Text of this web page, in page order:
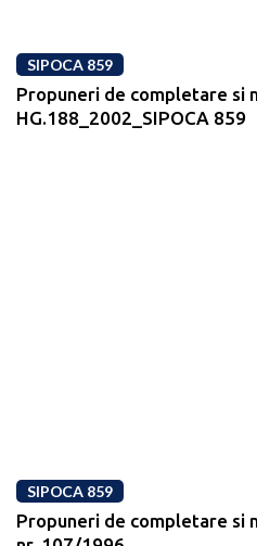
SIPOCA 859
Propuneri de completare si
HG.188_2002_SIPOCA 859
SIPOCA 859
Propuneri de completare si